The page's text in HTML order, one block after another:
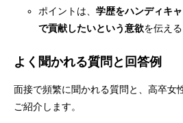
ポイントは、学歴をハンディキ
で貢献したいという意欲を伝える
よく聞かれる質問と回答例
面接で頻繁に聞かれる質問と、高卒女
ご紹介します。